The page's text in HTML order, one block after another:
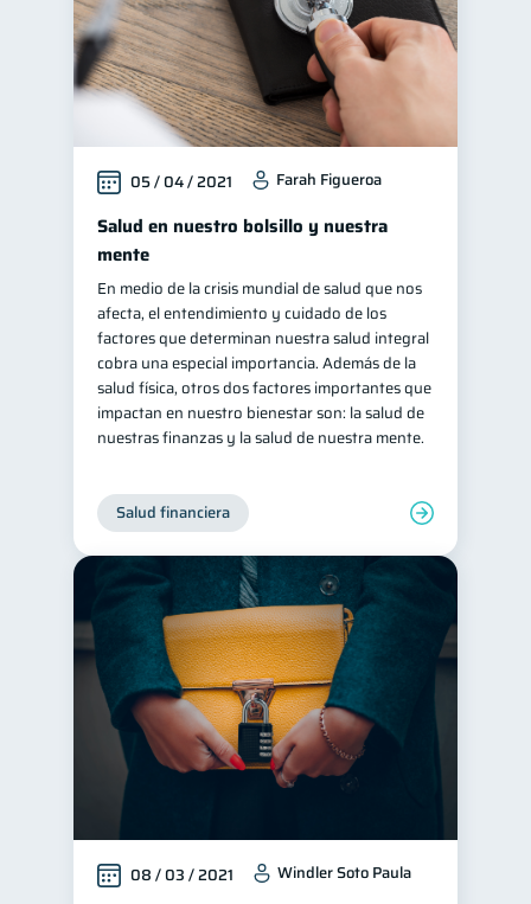
Superintendencia de Bancos 4
Criptomonedas 2
Cuenta Abandonada 2
Inversiones 2
Finanzas Personales 1
Finanzas en Pareja
Educación Financiera
Fraudes 1
Información financiera
inversiones 1 ahorro 1
Retiro Doble sueldo
Gasto responsable 1
05 / 04 / 2021 Farah Figueroa
Salud en nuestro bolsillo y nuestra
mente
En medio de la crisis mundial de salud que nos
afecta, el entendimiento y cuidado de los
factores que determinan nuestra salud integral
cobra una especial importancia. Además de la
salud física, otros dos factores importantes que
impactan en nuestro bienestar son: la salud de
nuestras finanzas y la salud de nuestra mente.
Salud financiera
08 / 03 / 2021 Windler Soto Paula